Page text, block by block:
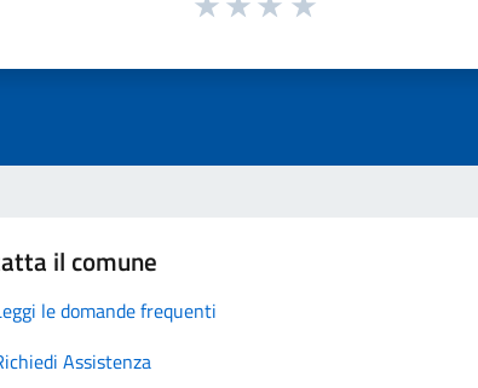
il comune
le domande frequenti
Assistenza